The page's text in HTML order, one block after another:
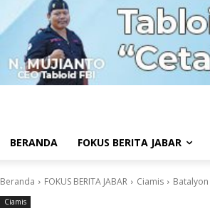
BERANDA FOKUS BERITA JABAR
Beranda FOKUS BERITA JABAR Ciamis
Ciamis